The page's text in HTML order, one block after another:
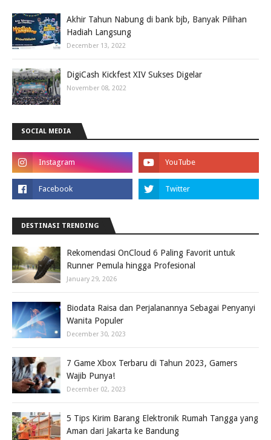
Akhir Tahun Nabung di bank bjb, Banyak Pilihan
Hadiah Langsung
December 13, 2022
DigiCash Kickfest XIV Sukses Digelar
November 08, 2022
SOCIAL MEDIA
DESTINASI TRENDING
Rekomendasi OnCloud 6 Paling Favorit untuk
Runner Pemula hingga Profesional
January 29, 2026
Biodata Raisa dan Perjalanannya Sebagai Penyanyi
Wanita Populer
December 30, 2023
7 Game Xbox Terbaru di Tahun 2023, Gamers
Wajib Punya!
December 02, 2023
5 Tips Kirim Barang Elektronik Rumah Tangga yang
Aman dari Jakarta ke Bandung